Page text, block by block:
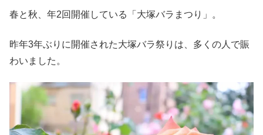
春と秋、年2回開催している「大塚バラまつり」。
昨年3年ぶりに開催された大塚バラ祭りは、多くの人で賑
わいました。